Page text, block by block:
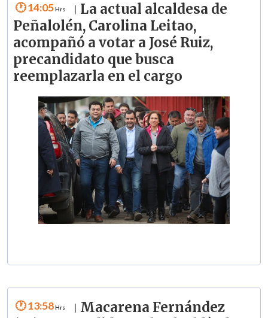
14:05
La actual alcaldesa de
Peñalolén, Carolina Leitao,
acompañó a votar a José Ruiz,
precandidato que busca
reemplazarla en el cargo
13:58
Macarena Fernández